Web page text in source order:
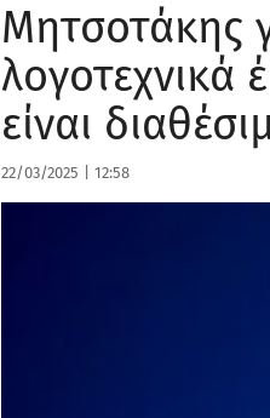
Μητσοτάκης
λογοτεχνικά
είναι
22/03/2025 12:58